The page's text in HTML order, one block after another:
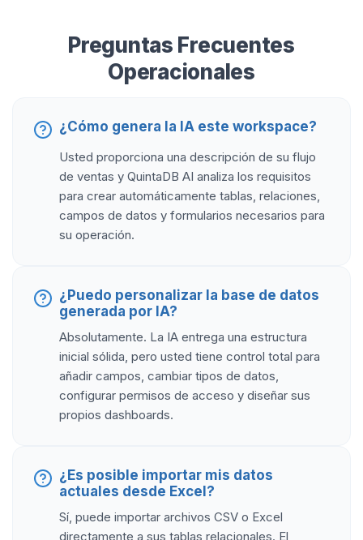
Preguntas Frecuentes
Operacionales
¿Cómo genera la IA este workspace?
Usted proporciona una descripción de su flujo
de ventas y QuintaDB AI analiza los requisitos
para crear automáticamente tablas, relaciones,
campos de datos y formularios necesarios para
su operación.
¿Puedo personalizar la base de datos
generada por IA?
Absolutamente. La IA entrega una estructura
inicial sólida, pero usted tiene control total para
añadir campos, cambiar tipos de datos,
configurar permisos de acceso y diseñar sus
propios dashboards.
¿Es posible importar mis datos
actuales desde Excel?
Sí, puede importar archivos CSV o Excel
directamente a sus tablas relacionales. El